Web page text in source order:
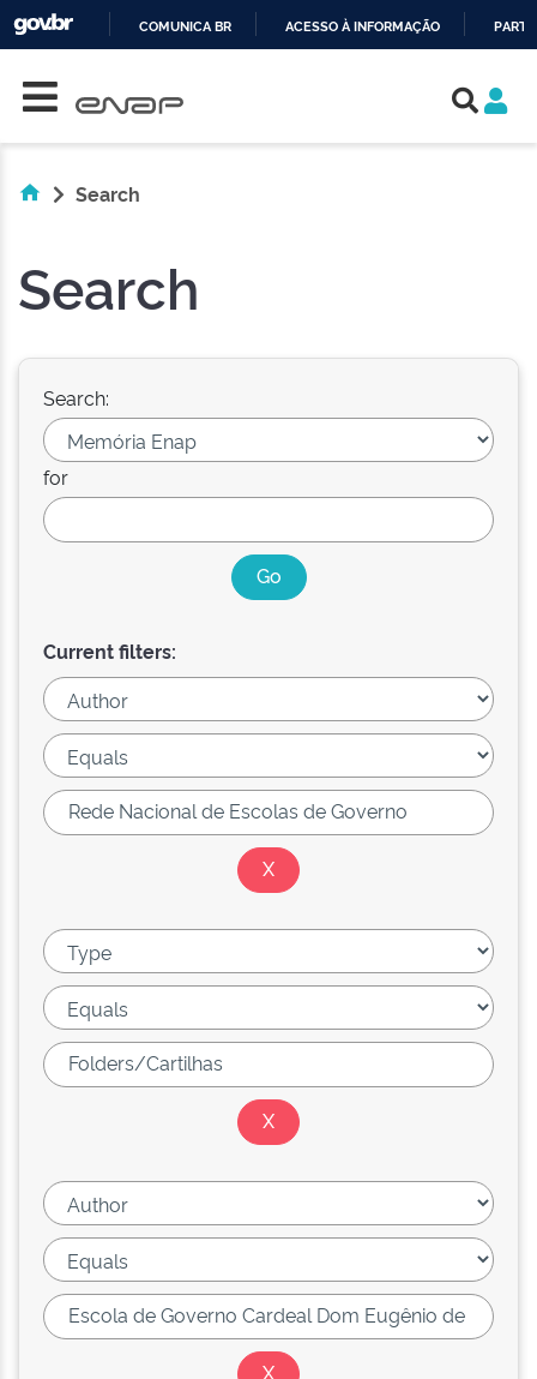
COMUNICA BR ACESSO À INFORMAÇÃO
Search
Search
Search:
for
Current filters: